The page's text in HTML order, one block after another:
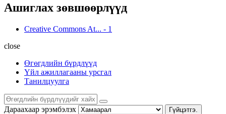
Ашиглах зөвшөөрлүүд
Creative Commons At... - 1
close
Өгөгдлийн бүрдлүүд
Үйл ажиллагааны урсгал
Танилцуулга
Дараахаар эрэмбэлэх Гүйцэтгэ.